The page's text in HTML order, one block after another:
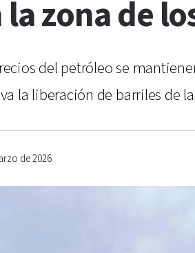
la zona de
del petróleo se
la liberación de barriles de
de 2026